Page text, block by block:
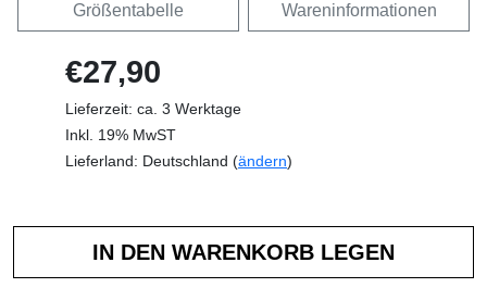
Größentabelle Wareninformationen
€27,90
Lieferzeit: ca. 3 Werktage
Inkl. 19% MwST
Lieferland: Deutschland (ändern)